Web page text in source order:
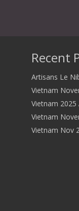
Recent
Artisans Le
Vietnam
Vietnam 2025
Vietnam
Vietnam Nov